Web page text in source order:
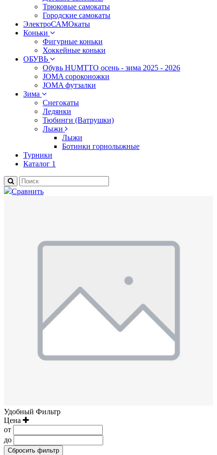
Трюковые самокаты
Городские самокаты
ЭлектроСАМОкаты
Коньки
Фигурные коньки
Хоккейные коньки
ОБУВЬ
Обувь HUMTTO осень - зима 2025 - 2026
JOMA сороконожки
JOMA футзалки
Зима
Снегокаты
Ледянки
Тюбинги (Ватрушки)
Лыжи
Лыжи
Ботинки горнолыжные
Турники
Каталог 1
Сравнить
Удобный Фильтр
Цена
от
до